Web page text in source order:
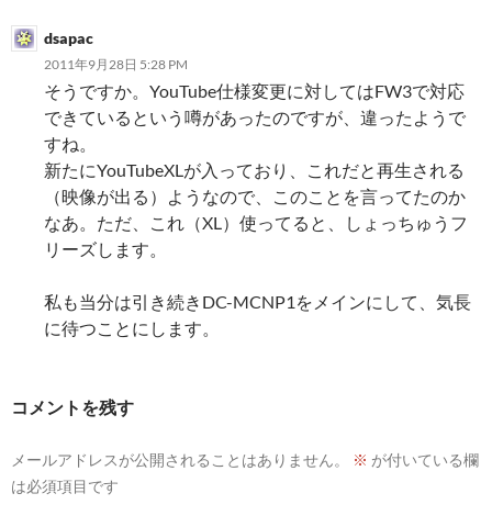
dsapac
2011年9月28日 5:28 PM
そうですか。YouTube仕様変更に対してはFW3で対応
できているという噂があったのですが、違ったようで
すね。
新たにYouTubeXLが入っており、これだと再生される
（映像が出る）ようなので、このことを言ってたのか
なあ。ただ、これ（XL）使ってると、しょっちゅうフ
リーズします。
私も当分は引き続きDC-MCNP1をメインにして、気長
に待つことにします。
コメントを残す
メールアドレスが公開されることはありません。 ※ が付いている欄
は必須項目です